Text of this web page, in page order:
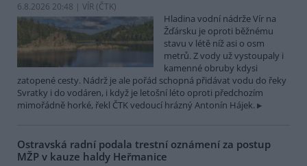
6.8.2026 20:48 | VÍR (ČTK)
Hladina vodní nádrže Vír na
Žďársku je oproti běžnému
stavu v létě níž asi o osm
metrů. Z vody už vystoupaly i
kamenné obruby kdysi
zatopené cesty. Nádrž je ale pořád schopná přidávat vodu do řeky
Svratky i do vodáren, i když je letošní léto oproti předchozím
mimořádně horké, řekl ČTK vedoucí hrázný Antonín Hájek.
Ostravská radní podala trestní oznámení za postup
MŽP v kauze haldy Heřmanice